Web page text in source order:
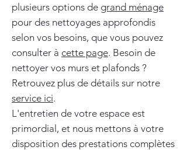
plusieurs options de grand ménage
pour des nettoyages approfondis
selon vos besoins, que vous pouvez
consulter à cette page. Besoin de
nettoyer vos murs et plafonds ?
Retrouvez plus de détails sur notre
service ici.
L'entretien de votre espace est
primordial, et nous mettons à votre
disposition des prestations complètes